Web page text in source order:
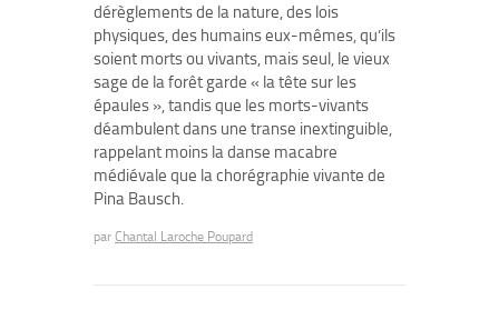
dérèglements de la nature, des lois
physiques, des humains eux-mêmes, qu’ils
soient morts ou vivants, mais seul, le vieux
sage de la forêt garde « la tête sur les
épaules », tandis que les morts-vivants
déambulent dans une transe inextinguible,
rappelant moins la danse macabre
médiévale que la chorégraphie vivante de
Pina Bausch.
par Chantal Laroche Poupard